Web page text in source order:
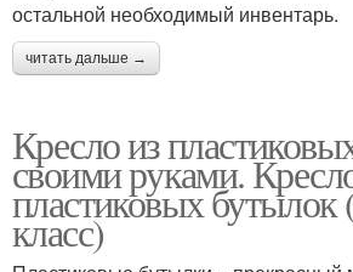
остальной необходимый инвентарь.
читать дальше →
Кресло из
своими руками.
пластиковых бутылок
класс)